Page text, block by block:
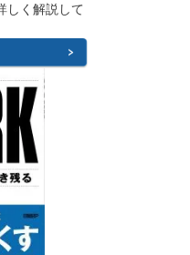
しく解説して